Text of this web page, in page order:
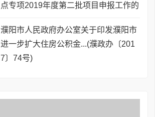
点专项2019年度第二批项目申报工作的
濮阳市人民政府办公室关于印发濮阳市
进一步扩大住房公积金...(濮政办〔201
7〕74号)